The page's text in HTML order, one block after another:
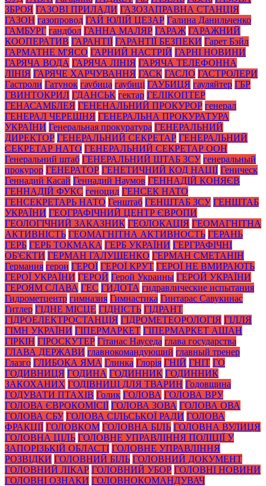
ЗБРОЯ ГАЗОВІ ПРИЛАДИ ГАЗОЗАПРАВНА СТАНЦІЯ
ГАЗОН газопровод ГАЙ ЮЛІЙ ЦЕЗАР Галина Данильченко
ГАМБУРГ гандбол ГАННА МАЛЯР ГАРАЖ ГАРАЖНИЙ
КООПЕРАТИВ ГАРАНТІЇ ГАРАНТІЇ БЕЗПЕКИ Гарет Бэйл
ГАРМАТНЕ М'ЯСО ГАРНИЙ НАСТРІЙ ГАРНІ НОВИНИ
ГАРЯЧА ВОДА ГАРЯЧА ЛІНІЯ ГАРЯЧА ТЕЛЕФОННА
ЛІНІЯ ГАРЯЧЕ ХАРЧУВАННЯ ГАСК ГАСЛО ГАСТРОЛЕРИ
Гастроли Гатунок гаубица гаубиці ГАУБИЦЯ гауляйтер ГБР
ГВИНТОКРИЛ ГДАНСЬК гектар ГЕЛІКОПТЕР
ГЕНАСАМБЛЕЯ ГЕНЕНАЛЬНИЙ ПРОКУРОР генерал
ГЕНЕРАЛ ЧЕРЕШНЯ ГЕНЕРАЛЬНА ПРОКУРАТУРА
УКРАЇНИ Генеральная прокуратура ГЕНЕРАЛЬНИЙ
ДИРЕКТОР ГЕНЕРАЛЬНИЙ СЕКРЕТАР ГЕНЕРАЛЬНИЙ
СЕКРЕТАР НАТО ГЕНЕРАЛЬНИЙ СЕКРЕТАР ООН
Генеральний штаб ГЕНЕРАЛЬНИЙ ШТАБ ЗСУ генеральный
прокурор ГЕНЕРАТОР ГЕНЕТИЧНИЙ КОД НАЦІЇ Геническ
Геннадий Касай Геннадий Наумов ГЕННАДІЙ КОНЯЄВ
ГЕННАДІЙ ФУКС геноцид ГЕНСЕК НАТО
ГЕНСЕКРЕТАРЬ НАТО Генштаб ГЕНШТАБ ЗСУ ГЕНШТАБ
УКРАЇНИ ГЕОГРАФІЧНИЙ ЦЕНТР ЄВРОПИ
ГЕОЛОГІЧНИЙ ЗАКАЗНИК ГЕОЛОКАЦІЯ ГЕОМАГНІТНА
АКТИВНІСТЬ ГЕОМАГНІТНА АКТИВНОСТЬ ГЕРАНЬ
ГЕРБ ГЕРБ ТОКМАКА ГЕРБ УКРАЇНИ ГЕРГРАФІЧНІ
ОБ'ЄКТИ ГЕРМАН ГАЛУЩЕНКО ГЕРМАН СМЕТАНІН
Германия герои ГЕРОЇ ГЕРОЇ КРУТ ГЕРОЇ НЕ ВМИРАЮТЬ
ГЕРОЇ УКРАЇНИ ГЕРОЙ Герой Украины ГЕРОЙ УКРАЇНИ
ГЕРОЯМ СЛАВА ГЕС ГИДОТА гидравлические испытания
Гидрометцентр гимназия Гимнастика Гинтарас Савукинас
Гитлер ГІДНЕ МІСЦЕ ГІДНІСТЬ ГІДРАНТ
ГІДРОЕЛЕКТРОСТАНЦІЯ ГІДРОМЕТЕОРОЛОГІЯ ГІЛЛЯ
ГІМН УКРАЇНИ ГІПЕРМАРКЕТ ГІПЕРМАРКЕТ АШАН
ГІРКІН ГІРОСКУТЕР Гітанас Науседа глава государства
ГЛАВА ДЕРЖАВИ главнокомандующий главный тренер
Глазго ГЛИБОКА ЯМА Глинка Глорія ГНІЙ ГНІТ ГО
ГОДИВНИЦЯ ГОДИНА ГОДИННИК ГОДИННИК
ЗАКОХАНИХ ГОДІВНИЦІ ДЛЯ ТВАРИН Годовщина
ГОДУВАТИ ПТАХІВ Голик ГОЛОВА ГОЛОВА ВРУ
ГОЛОВА ЄВРОКОМІСІЇ ГОЛОВА ЗОВА ГОЛОВА ОВА
ГОЛОВА СБУ ГОЛОВА СІЛЬСЬКОЇ РАДИ ГОЛОВА
ФРАКЦІЇ ГОЛОВКОМ ГОЛОВНА БІЛЬ ГОЛОВНА ВУЛИЦЯ
ГОЛОВНА ЦІЛЬ ГОЛОВНЕ УПРАВЛІННЯ ПОЛІЦІЇ У
ЗАПОРІЗЬКІЙ ОБЛАСТІ ГОЛОВНЕ УПРАВЛІННЯ
РОЗВІДКИ ГОЛОВНИЙ БІЛЬ ГОЛОВНИЙ ДОКУМЕНТ
ГОЛОВНИЙ ЛІКАР ГОЛОВНИЙ УБОР ГОЛОВНІ НОВИНИ
ГОЛОВНІ ОЗНАКИ ГОЛОВНОКОМАНДУВАЧ